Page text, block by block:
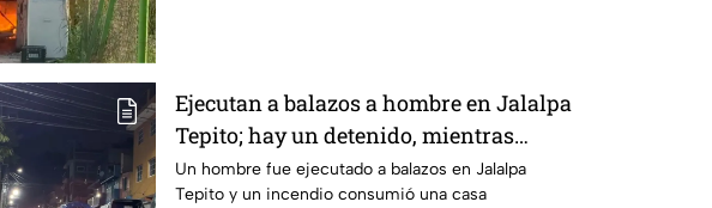
Ejecutan a balazos a hombre en Jalalpa
Tepito; hay un detenido, mientras
dormía
Un hombre fue ejecutado a balazos en Jalalpa
Tepito y un incendio consumió una casa